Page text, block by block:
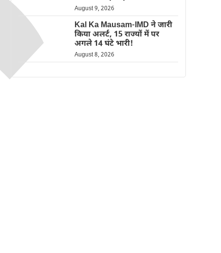
August 9, 2026
Kal Ka Mausam-IMD ने जारी
किया अलर्ट, 15 राज्यों में पर
अगले 14 घंटे भारी!
August 8, 2026